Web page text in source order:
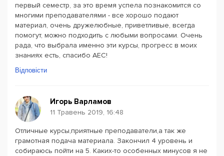
первый семестр, за это время успела познакомится со
многими преподавателями - все хорошо подают
материал, очень дружелюбные, приветливые, всегда
помогут, можно подходить с любыми вопросами. Очень
рада, что выбрала именно эти курсы, прогресс в моих
знаниях есть, спасибо AEC!
Відповісти
Игорь Варламов
11 Травень 2019, 16:48
Отличные курсы,приятные преподаватели,а так же
грамотная подача материала. Закончил 4 уровень и
собираюсь пойти на 5. Каких-то особенных минусов я не